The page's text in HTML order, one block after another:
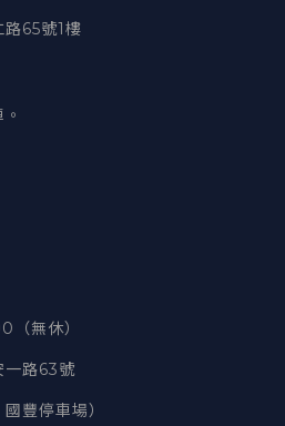
65號1樓
無休）
一路63號
豐停車場）